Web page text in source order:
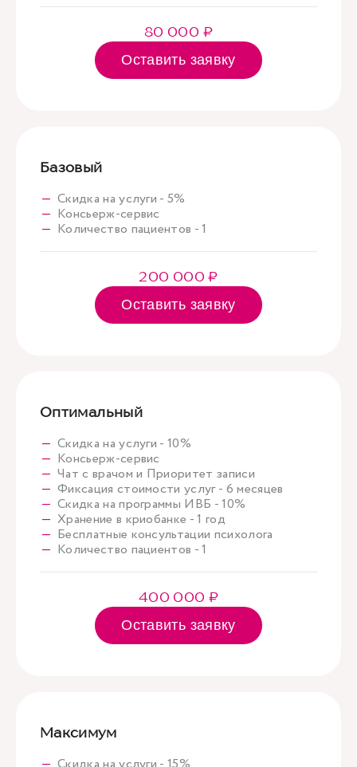
80 000 ₽
Оставить заявку
Базовый
Скидка на услуги - 5%
Консьерж-сервис
Количество пациентов - 1
200 000 ₽
Оставить заявку
Оптимальный
Скидка на услуги - 10%
Консьерж-сервис
Чат с врачом и Приоритет записи
Фиксация стоимости услуг - 6 месяцев
Скидка на программы ИВБ - 10%
Хранение в криобанке - 1 год
Бесплатные консультации психолога
Количество пациентов - 1
400 000 ₽
Оставить заявку
Максимум